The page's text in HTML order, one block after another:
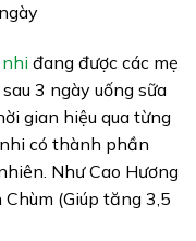
đang được các mẹ
3 ngày uống sữa
gian hiệu qua từng
có thành phần
Như Cao Hương
(Giúp tăng 3,5